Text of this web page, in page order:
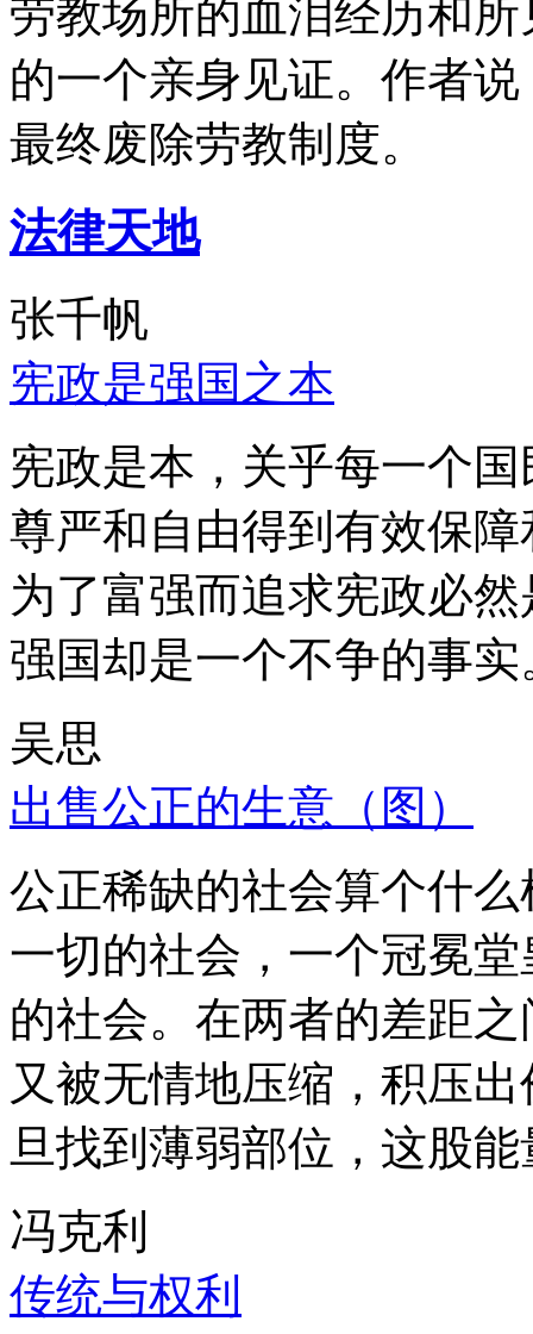
劳教场所的血泪经历和
的一个亲身见证。作者
最终废除劳教制度。
法律天地
张千帆
宪政是强国之本
宪政是本，关乎每一个
尊严和自由得到有效保
为了富强而追求宪政必
强国却是一个不争的事实
吴思
出售公正的生意（图）
公正稀缺的社会算个什
一切的社会，一个冠冕
的社会。在两者的差距
又被无情地压缩，积压
旦找到薄弱部位，这股
冯克利
传统与权利